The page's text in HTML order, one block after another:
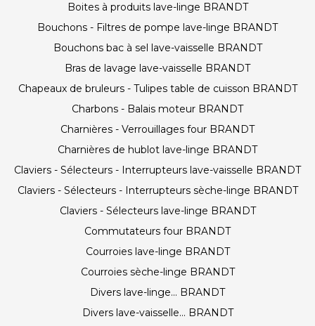
Boites à produits lave-linge BRANDT
Bouchons - Filtres de pompe lave-linge BRANDT
Bouchons bac à sel lave-vaisselle BRANDT
Bras de lavage lave-vaisselle BRANDT
Chapeaux de bruleurs - Tulipes table de cuisson BRANDT
Charbons - Balais moteur BRANDT
Charnières - Verrouillages four BRANDT
Charnières de hublot lave-linge BRANDT
Claviers - Sélecteurs - Interrupteurs lave-vaisselle BRANDT
Claviers - Sélecteurs - Interrupteurs sèche-linge BRANDT
Claviers - Sélecteurs lave-linge BRANDT
Commutateurs four BRANDT
Courroies lave-linge BRANDT
Courroies sèche-linge BRANDT
Divers lave-linge... BRANDT
Divers lave-vaisselle... BRANDT